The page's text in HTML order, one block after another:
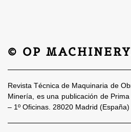
© OP
Revista Técnica de Maquinaria de
Minería, es una publicación de
– 1º Oficinas. 28020 Madrid (España)